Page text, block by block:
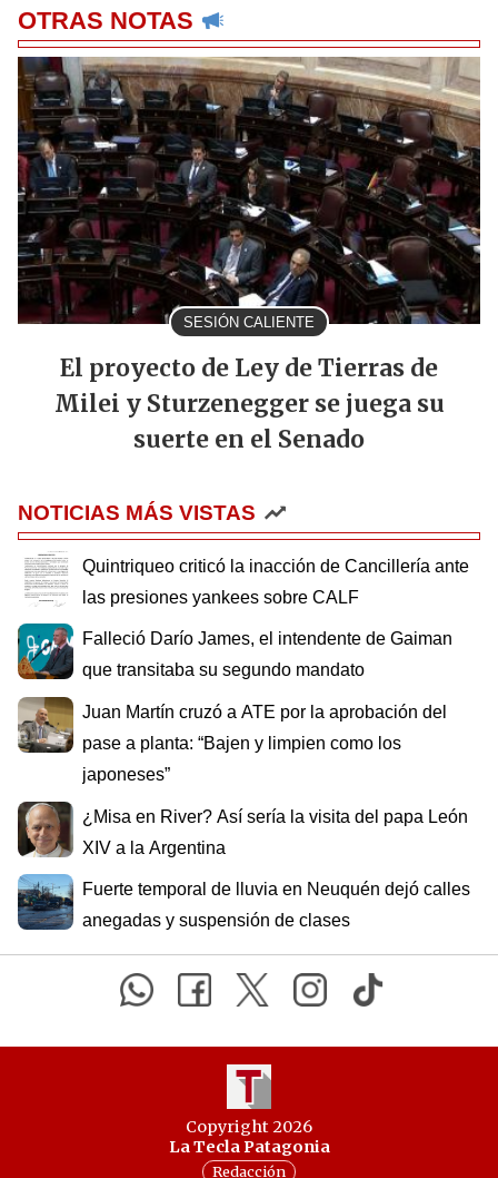
OTRAS NOTAS
SESIÓN CALIENTE
El proyecto de Ley de Tierras de
Milei y Sturzenegger se juega su
suerte en el Senado
NOTICIAS MÁS VISTAS
Quintriqueo criticó la inacción de Cancillería ante
las presiones yankees sobre CALF
Falleció Darío James, el intendente de Gaiman
que transitaba su segundo mandato
Juan Martín cruzó a ATE por la aprobación del
pase a planta: “Bajen y limpien como los
japoneses”
¿Misa en River? Así sería la visita del papa León
XIV a la Argentina
Fuerte temporal de lluvia en Neuquén dejó calles
anegadas y suspensión de clases
Copyright 2026
La Tecla Patagonia
Redacción